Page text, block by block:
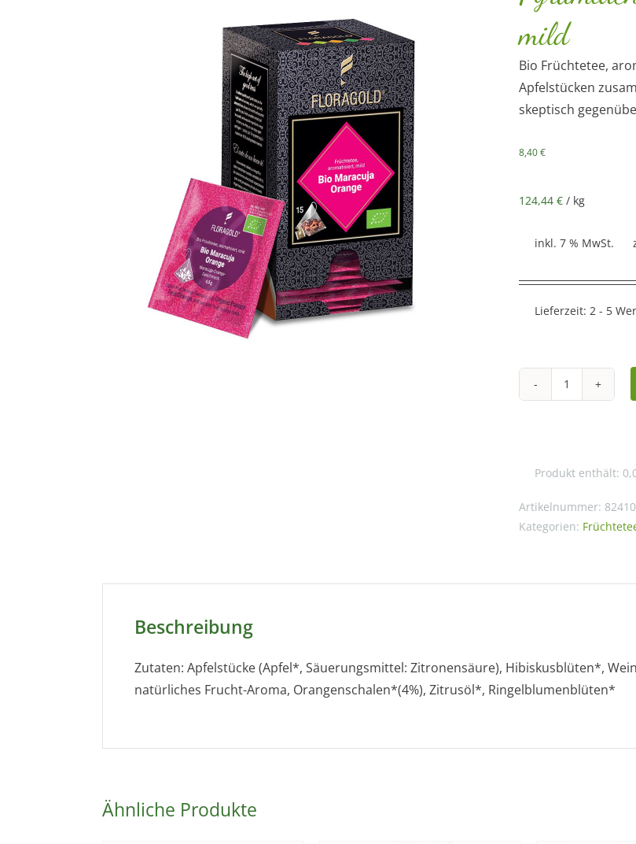
mild
Bio Früchtetee,
Apfelstücken
skeptisch
8,40€
124,44 € / kg
inkl. 7 % MwSt.
Lieferzeit: 2 - 5
mild
Menge
Produkt enthält:
Artikelnummer: 82410
Kategorien:
Beschreibung
Zutaten: Apfelstücke (Apfel*, Säuerungsmittel: Zitronensäure), Hibiskusblüten*,
natürliches Frucht-Aroma, Orangenschalen*(4%), Zitrusöl*, Ringelblumenblüten*
Ähnliche Produkte